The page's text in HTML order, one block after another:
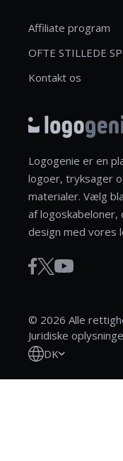
Affiliate program
OFTE STILLEDE
Kontakt os
Logogenie er en
logoer, tryksager
materialer. Vælg
af
design med vores
© 2026 Alle
Juridiske
DK